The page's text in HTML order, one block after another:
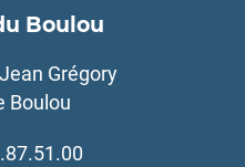
Boulou
Grégory
Boulou